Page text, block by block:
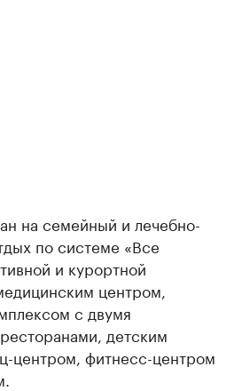
на семейный и лечебно-
по системе «Все
и курортной
центром,
с двумя
детским
центром, фитнесс-центром